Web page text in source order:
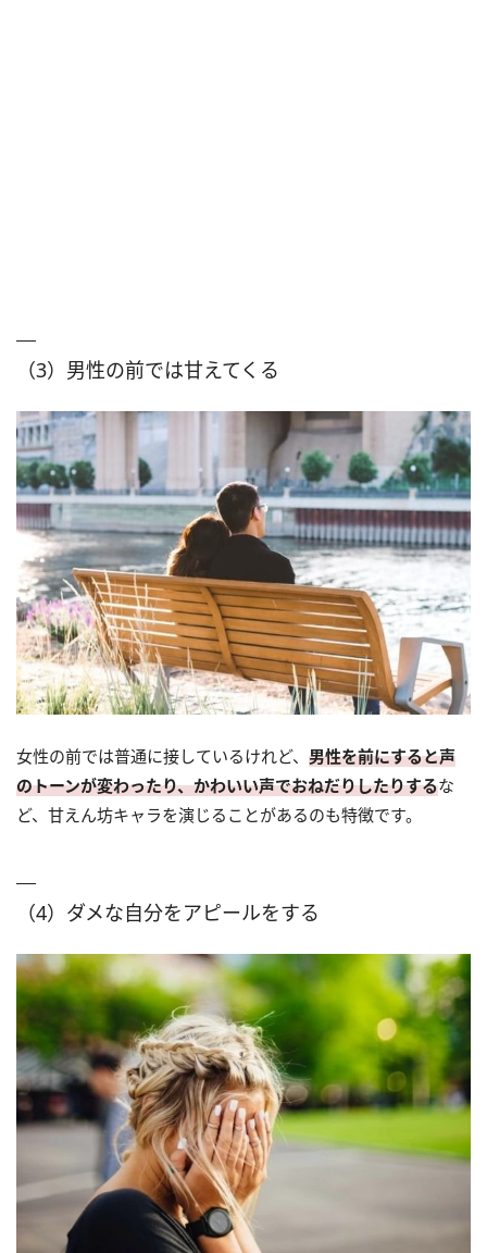
（3）男性の前では甘えてくる
女性の前では普通に接しているけれど、 男性を前にすると声
のトーンが変わったり、かわいい声でおねだりしたりするな
ど、甘えん坊キャラを演じることがあるのも特徴です。
（4）ダメな自分をアピールをする